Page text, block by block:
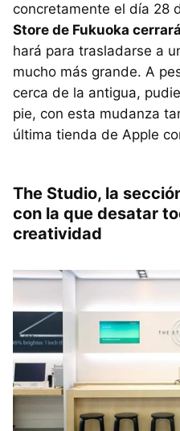
concretamente el día 28
Store de Fukuoka
hará para trasladarse a
mucho más grande. A
cerca de la antigua,
pie, con esta mudanza
última tienda de Apple
The Studio, la
con la que desatar
creatividad